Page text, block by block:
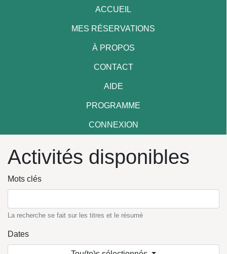
ACCUEIL
MES RÉSERVATIONS
À PROPOS
CONTACT
AIDE
PROGRAMME
CONNEXION
Activités disponibles
Mots clés
La recherche se fait sur les titres et le résumé
Dates